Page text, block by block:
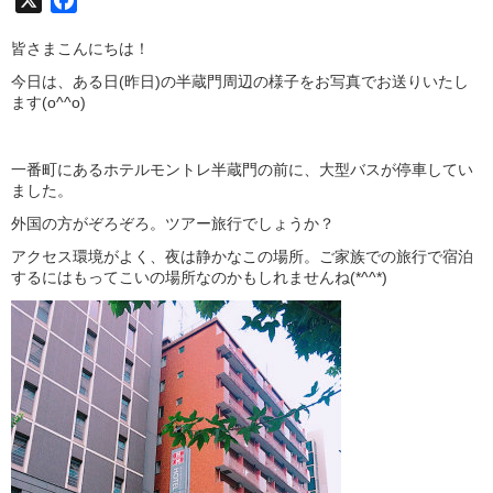
皆さまこんにちは！
今日は、ある日(昨日)の半蔵門周辺の様子をお写真でお送りいたし
ます(o^^o)
一番町にあるホテルモントレ半蔵門の前に、大型バスが停車してい
ました。
外国の方がぞろぞろ。ツアー旅行でしょうか？
アクセス環境がよく、夜は静かなこの場所。ご家族での旅行で宿泊
するにはもってこいの場所なのかもしれませんね(*^^*)